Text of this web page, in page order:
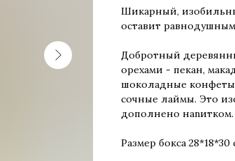
Шикарный,
оставит
Добротный
орехами - пекан,
шоколадные конфеты
сочные лаймы. Это
дополнено нanитком.
Размер бокса